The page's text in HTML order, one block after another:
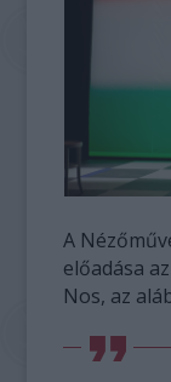
A
előadása
Nos, az